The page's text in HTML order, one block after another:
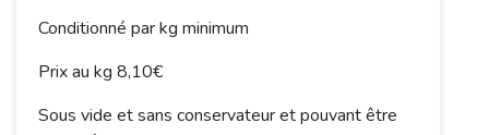
Conditionné par kg minimum
Prix au kg 8,10€
Sous vide et sans conservateur et pouvant être